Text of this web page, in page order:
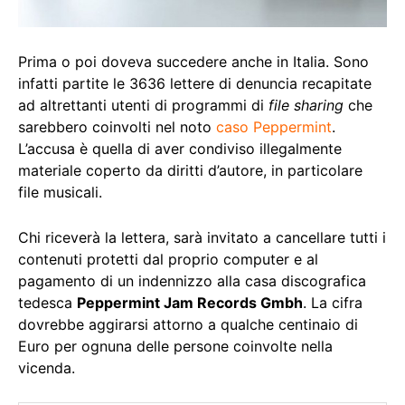
Prima o poi doveva succedere anche in Italia. Sono
infatti partite le 3636 lettere di denuncia recapitate
ad altrettanti utenti di programmi di file sharing che
sarebbero coinvolti nel noto caso Peppermint.
L’accusa è quella di aver condiviso illegalmente
materiale coperto da diritti d’autore, in particolare
file musicali.
Chi riceverà la lettera, sarà invitato a cancellare tutti i
contenuti protetti dal proprio computer e al
pagamento di un indennizzo alla casa discografica
tedesca Peppermint Jam Records Gmbh. La cifra
dovrebbe aggirarsi attorno a qualche centinaio di
Euro per ognuna delle persone coinvolte nella
vicenda.